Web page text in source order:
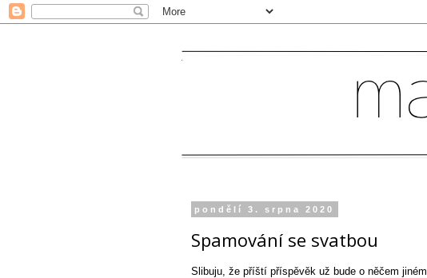
pondělí 3. srpna 2020
Spamování se svatbou
Slibuju, že příští příspěvěk už bude o něčem jiném.